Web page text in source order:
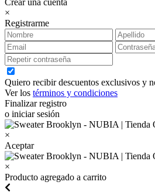
Crear una cuenta
×
Registrarme
Quiero recibir descuentos exclusivos y
Ver los términos y condiciones
Finalizar registro
o iniciar sesión
×
Aceptar
×
Producto agregado a carrito